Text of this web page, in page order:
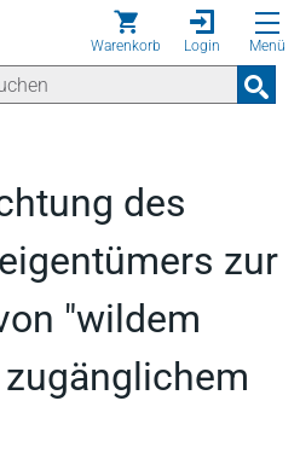
Warenkorb Login Menü
des
zur
"wildem